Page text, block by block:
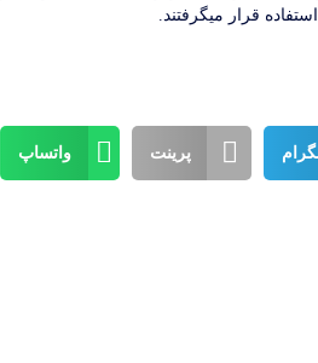
قرار میگرفتند.
پرینت واتساپ